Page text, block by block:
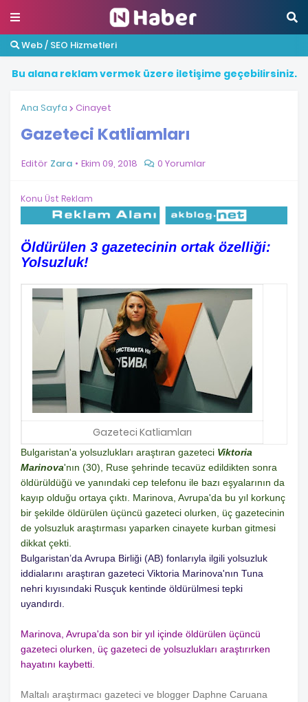
Web / SEO Hizmetleri
Bu alana reklamvermek üzere iletişime geçebilirsiniz.
Ana Sayfa Cinayet
Gazeteci Katliamları
Editör Zara Ekim 09, 2018 0 Yorumlar
Konu Üst Reklam
Öldürülen 3 gazetecinin ortak özelliği:
Yolsuzluk!
Gazeteci Katliamları
Bulgaristan'a yolsuzlukları araştıran gazeteci Viktoria
Marinova'nın (30), Ruse şehrinde tecavüz edildikten sonra
öldürüldüğü ve yanındaki cep telefonu ile bazı eşyalarının da
kayıp olduğu ortaya çıktı. Marinova, Avrupa'da bu yıl korkunç
bir şekilde öldürülen üçüncü gazeteci olurken, üç gazetecinin
de yolsuzluk araştırması yaparken cinayete kurban gitmesi
dikkat çekti.
Bulgaristan’da Avrupa Birliği (AB) fonlarıyla ilgili yolsuzluk
iddialarını araştıran gazeteci Viktoria Marinova'nın Tuna
nehri kıyısındaki Rusçuk kentinde öldürülmesi tepki
uyandırdı.
Marinova, Avrupa'da son bir yıl içinde öldürülen üçüncü
gazeteci olurken, üç gazeteci de yolsuzlukları araştırırken
hayatını kaybetti.
Maltalı araştırmacı gazeteci ve blogger Daphne Caruana